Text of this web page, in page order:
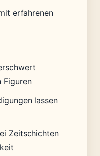
erfahrenen
Figuren
lassen
Zeitschichten